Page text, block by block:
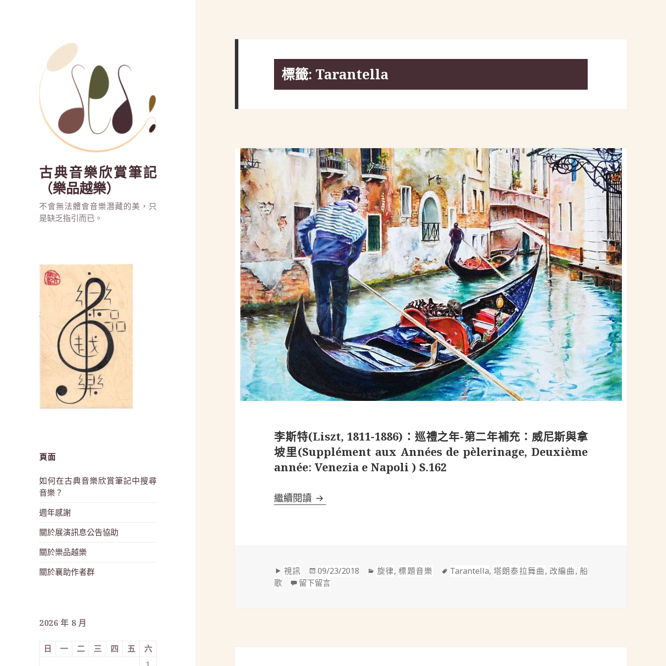
古典音樂欣賞筆記
（樂品越樂）
不會無法體會音樂潛藏的美，只
是缺乏指引而已。
頁面
如何在古典音樂欣賞筆記中搜尋
音樂？
週年感謝
關於展演訊息公告協助
關於樂品越樂
關於襄助作者群
2026 年 8 月
日 一 二 三 四 五
六
標籤:Tarantella
李斯特(Liszt, 1811-1886)：巡禮之年-第二年補充：威尼斯與拿
坡里(Supplément aux Années de pèlerinage, Deuxième
année: Venezia e Napoli ) S.162
繼續閱讀 李斯特(Liszt, 1811-1886)：巡禮之年-第二年補充：威尼斯與拿坡里
格
視訊
發
佈
09/23/2018
分
旋律,標題音樂
標
Tarantella, 塔朗泰拉舞曲, 改編曲, 船
歌
留下留言在 李斯特(Liszt, 1811-1886)：巡禮之年-第二年補充：威尼斯與拿坡里(Supplément aux